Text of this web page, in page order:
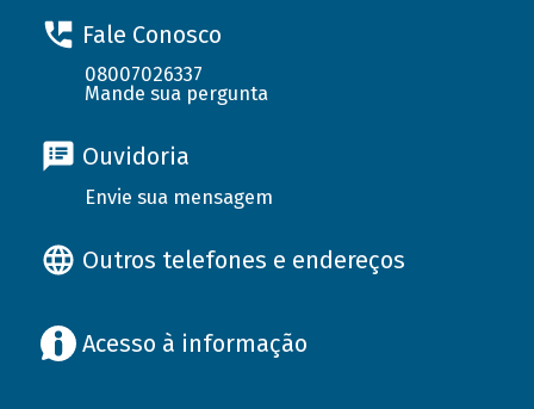
Fale Conosco
08007026337
Mande sua pergunta
Ouvidoria
Envie sua mensagem
Outros telefones e endereços
Acesso à informação